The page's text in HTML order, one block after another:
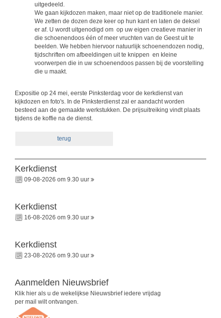
uitgedeeld.
We gaan kijkdozen maken, maar niet op de traditionele manier.
We zetten de dozen deze keer op hun kant en laten de deksel
er af. U wordt uitgenodigd om op uw eigen creatieve manier in
die schoenendoos één of meer vruchten van de Geest uit te
beelden. We hebben hiervoor natuurlijk schoenendozen nodig,
tijdschriften om afbeeldingen uit te knippen en kleine
voorwerpen die in uw schoenendoos passen bij de voorstelling
die u maakt.
Expositie op 24 mei, eerste Pinksterdag voor de kerkdienst van
kijkdozen en foto's. In de Pinksterdienst zal er aandacht worden
besteed aan de gemaakte werkstukken. De prijsuitreiking vindt plaats
tijdens de koffie na de dienst.
terug
Kerkdienst
09-08-2026 om 9.30 uur
Kerkdienst
16-08-2026 om 9.30 uur
Kerkdienst
23-08-2026 om 9.30 uur
Aanmelden Nieuwsbrief
Klik hier als u de wekelijkse Nieuwsbrief iedere vrijdag
per mail wilt ontvangen.